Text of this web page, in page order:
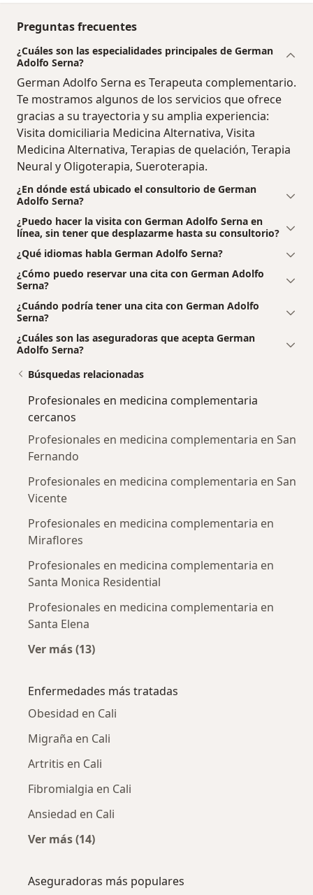
Preguntas frecuentes
¿Cuáles son las especialidades principales de German
Adolfo Serna?
German Adolfo Serna es Terapeuta complementario.
Te mostramos algunos de los servicios que ofrece
gracias a su trayectoria y su amplia experiencia:
Visita domiciliaria Medicina Alternativa, Visita
Medicina Alternativa, Terapias de quelación, Terapia
Neural y Oligoterapia, Sueroterapia.
¿En dónde está ubicado el consultorio de German
Adolfo Serna?
¿Puedo hacer la visita con German Adolfo Serna en
línea, sin tener que desplazarme hasta su consultorio?
¿Qué idiomas habla German Adolfo Serna?
¿Cómo puedo reservar una cita con German Adolfo
Serna?
¿Cuándo podría tener una cita con German Adolfo
Serna?
¿Cuáles son las aseguradoras que acepta German
Adolfo Serna?
Búsquedas relacionadas
Profesionales en medicina complementaria
cercanos
Profesionales en medicina complementaria en San
Fernando
Profesionales en medicina complementaria en San
Vicente
Profesionales en medicina complementaria en
Miraflores
Profesionales en medicina complementaria en
Santa Monica Residential
Profesionales en medicina complementaria en
Santa Elena
Ver más (13)
Enfermedades más tratadas
Obesidad en Cali
Migraña en Cali
Artritis en Cali
Fibromialgia en Cali
Ansiedad en Cali
Ver más (14)
Aseguradoras más populares